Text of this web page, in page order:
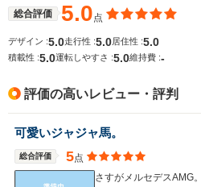
総合評価 5.0点
デザイン :5.0走行性 :5.0居住性 :5.0
積載性 :5.0運転しやすさ :5.0維持費 :-
評価の高いレビュー・評判
可愛いジャジャ馬。
総合評価 5点
さすがメルセデスAMG